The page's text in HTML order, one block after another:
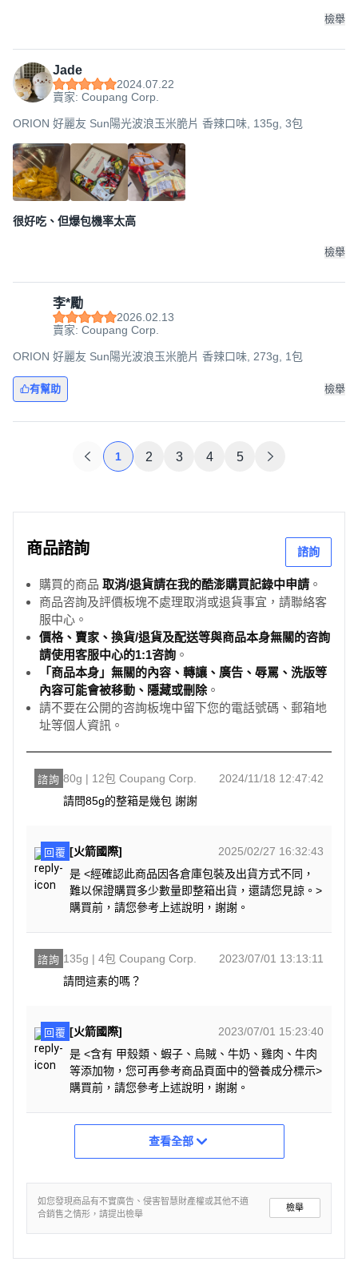
檢舉
Jade
2024.07.22
賣家: Coupang Corp.
ORION 好麗友 Sun陽光波浪玉米脆片 香辣口味, 135g, 3包
很好吃、但爆包機率太高
檢舉
李*勵
2026.02.13
賣家: Coupang Corp.
ORION 好麗友 Sun陽光波浪玉米脆片 香辣口味, 273g, 1包
有幫助 檢舉
1 2 3 4 5
商品諮詢 諮詢
購買的商品 取消/退貨請在我的酷澎購買記錄中申請 。
商品咨詢及評價板塊不處理取消或退貨事宜，請聯絡客
服中心。
價格、賣家、換貨/退貨及配送等與商品本身無關的咨詢
請使用客服中心的1:1咨詢 。
「商品本身」無關的內容、轉讓、廣告、辱罵、洗版等
內容可能會被移動、隱藏或刪除。
請不要在公開的咨詢板塊中留下您的電話號碼、郵箱地
址等個人資訊。
諮詢 80g | 12包 Coupang Corp.
2024/11/18 12:47:42
請問85g的整箱是幾包 謝謝
回覆 [火箭國際]
2025/02/27 16:32:43
是 <經確認此商品因各倉庫包裝及出貨方式不同，
難以保證購買多少數量即整箱出貨，還請您見諒。>
購買前，請您參考上述說明，謝謝。
諮詢 135g | 4包 Coupang Corp.
2023/07/01 13:13:11
請問這素的嗎？
回覆 [火箭國際]
2023/07/01 15:23:40
是 <含有 甲殼類、蝦子、烏賊、牛奶、雞肉、牛肉
等添加物，您可再參考商品頁面中的營養成分標示>
購買前，請您參考上述說明，謝謝。
查看全部
如您發現商品有不實廣告、侵害智慧財產權或其他不適
合銷售之情形，請提出檢舉
檢舉